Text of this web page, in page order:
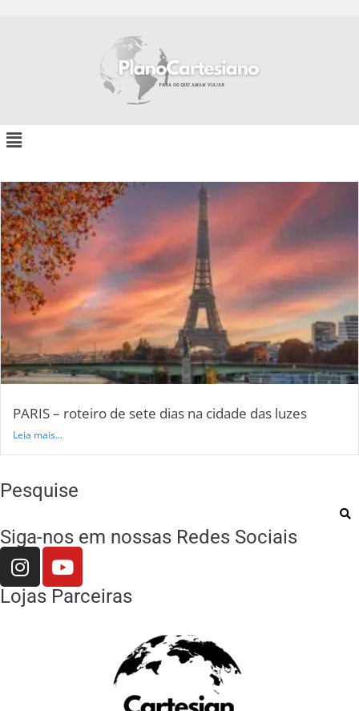
PARIS – roteiro de sete dias na cidade das luzes
Leia mais...
Pesquise
Siga-nos em nossas Redes Sociais
Lojas Parceiras